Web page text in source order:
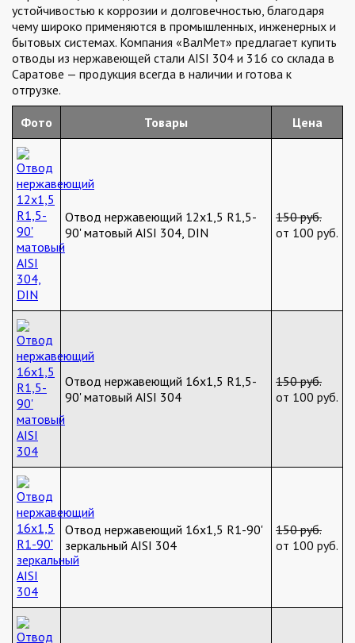
устойчивостью к коррозии и долговечностью, благодаря
чему широко применяются в промышленных, инженерных и
бытовых системах. Компания «ВалМет» предлагает купить
отводы из нержавеющей стали AISI 304 и 316 со склада в
Саратове — продукция всегда в наличии и готова к
отгрузке.
Фото Товары Цена
Отвод нержавеющий 12х1,5 R1,5-
90' матовый AISI 304, DIN
150 руб.
от 100 руб.
Отвод нержавеющий 16х1,5 R1,5-
90' матовый AISI 304
150 руб.
от 100 руб.
Отвод нержавеющий 16х1,5 R1-90'
зеркальный AISI 304
150 руб.
от 100 руб.